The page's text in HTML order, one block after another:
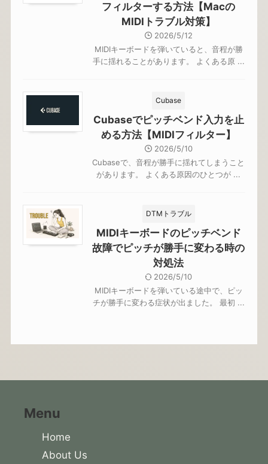
フィルターする方法【Macの
MIDIトラブル対策】
2026/5/12
MIDIキーボードを弾いていると、音程が勝
手に揺れることがあります。 よくある原 ...
Cubase
Cubaseでピッチベンド入力を止
める方法【MIDIフィルター】
2026/5/10
Cubaseで、音程が勝手に揺れてしまうこと
があります。 よくある原因のひとつが ...
DTMトラブル
MIDIキーボードのピッチベンド
故障でピッチが勝手に変わる時の
対処法
2026/5/10
MIDIキーボードを弾いている途中で、ピッ
チが勝手に変わる症状が出ました。 最初 ...
Menu
Home
About Us